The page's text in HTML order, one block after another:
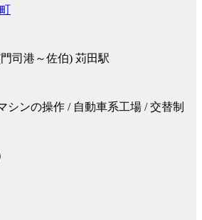
司港～佐伯) 苅田駅
シンの操作 / 自動車系工場 / 交替制